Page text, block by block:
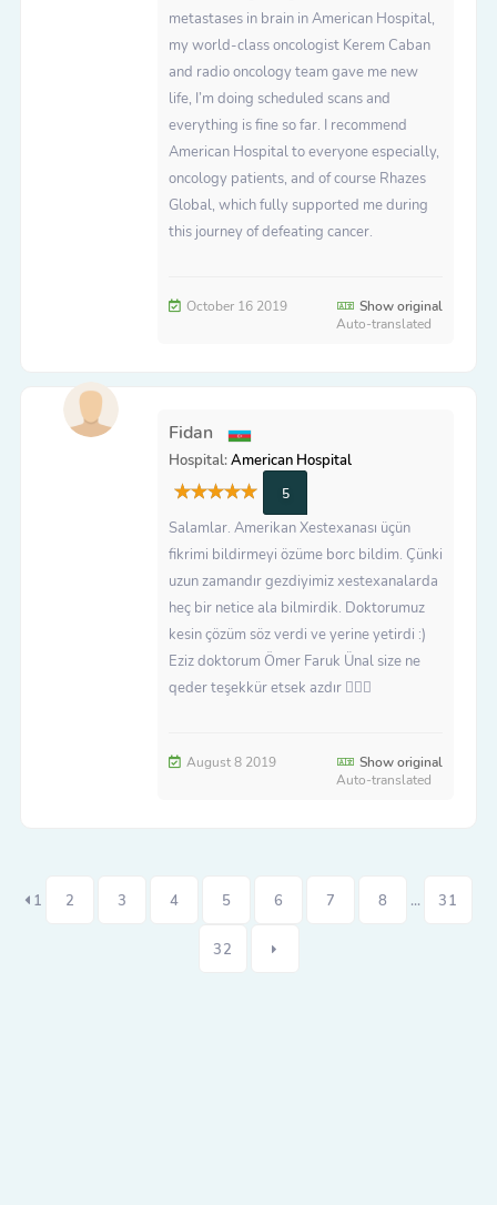
metastases in brain in American Hospital,
my world-class oncologist Kerem Caban
and radio oncology team gave me new
life, I’m doing scheduled scans and
everything is fine so far. I recommend
American Hospital to everyone especially,
oncology patients, and of course Rhazes
Global, which fully supported me during
this journey of defeating cancer.
October 16 2019
Show original
Auto-translated
Fidan
Hospital:American Hospital
5
Salamlar. Amerikan Xestexanası üçün
fikrimi bildirmeyi özüme borc bildim. Çünki
uzun zamandır gezdiyimiz xestexanalarda
heç bir netice ala bilmirdik. Doktorumuz
kesin çözüm söz verdi ve yerine yetirdi :)
Eziz doktorum Ömer Faruk Ünal size ne
qeder teşekkür etsek azdır 🙇🏻‍♀️
August 8 2019
Show original
Auto-translated
1 2 3 4 5 6 7 8 ... 31
32